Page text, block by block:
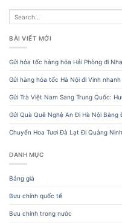
BÀI VIẾT MỚI
Gửi hỏa tốc hàng hóa Hải Phòng đi
Gửi hàng hỏa tốc Hà Nội đi Vinh
Gửi Trà Việt Nam Sang Trung Quốc:
Gửi Quà Quê Nghệ An Đi Hà Nội Bằng
Chuyển Hoa Tươi Đà Lạt Đi Quảng
DANH MỤC
Bảng giá
Bưu chính quốc tế
Bưu chính trong nước